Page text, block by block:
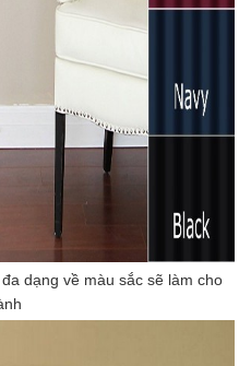
dạng về màu sắc sẽ làm cho